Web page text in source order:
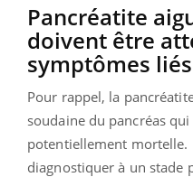
Pancréatite
doivent être
symptômes liés
Pour rappel, la
soudaine du pancréas
potentiellement mortelle.
diagnostiquer à un stade